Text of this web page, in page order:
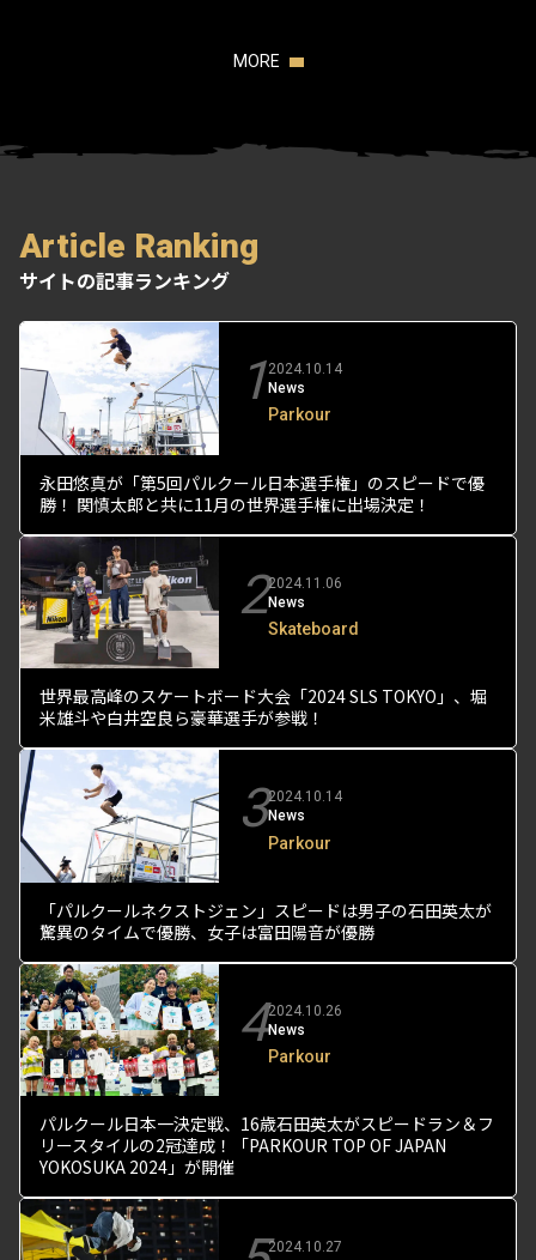
MORE
Article Ranking
サイトの記事ランキング
12024.10.14
News
Parkour
永田悠真が「第5回パルクール日本選手権」のスピードで優
勝！ 関慎太郎と共に11月の世界選手権に出場決定！
22024.11.06
News
Skateboard
世界最高峰のスケートボード大会「2024 SLS TOKYO」、堀
米雄斗や白井空良ら豪華選手が参戦！
32024.10.14
News
Parkour
「パルクールネクストジェン」スピードは男子の石田英太が
驚異のタイムで優勝、女子は富田陽音が優勝
42024.10.26
News
Parkour
パルクール日本一決定戦、16歳石田英太がスピードラン＆フ
リースタイルの2冠達成！「PARKOUR TOP OF JAPAN
YOKOSUKA 2024」が開催
2024.10.27